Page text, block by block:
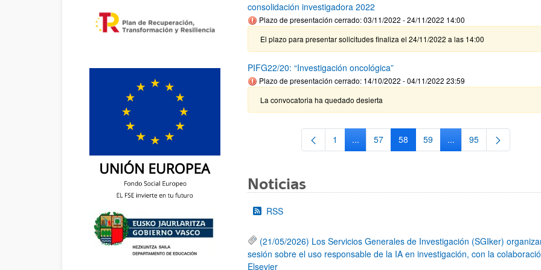
consolidación investigadora 2022
Plazo de presentación cerrado: 03/11/2022 - 24/11/2022 14:00
El plazo para presentar solicitudes finaliza el 24/11/2022 a las 14:00
PIFG22/20: “Investigación oncológica”
Plazo de presentación cerrado: 14/10/2022 - 04/11/2022 23:59
La convocatoria ha quedado desierta
Página
1 ...Páginas intermedias Use TAB para desplazarse.
Página
57 Página
58 Página
59 ...Páginas intermedias
Página
95
Noticias
RSS
(21/05/2026) Los Servicios Generales de Investigación (SGIker)
sesión sobre el uso responsable de la IA en investigación, con la
Elsevier